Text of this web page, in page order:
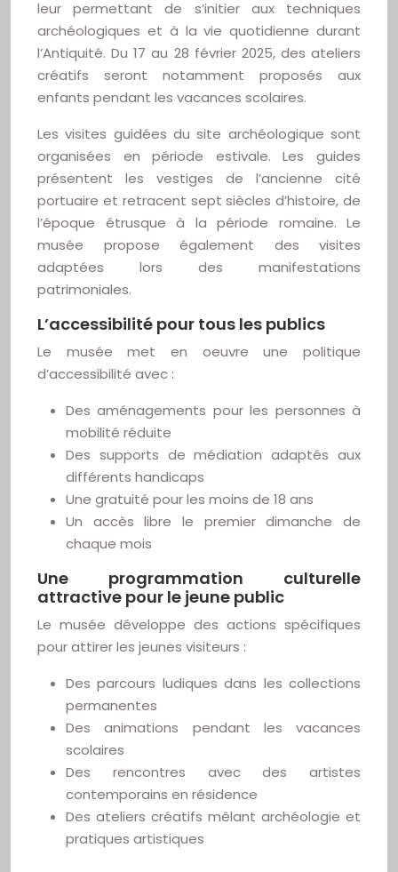
leur permettant de s’initier aux techniques
archéologiques et à la vie quotidienne durant
l’Antiquité. Du 17 au 28 février 2025, des ateliers
créatifs seront notamment proposés aux
enfants pendant les vacances scolaires.
Les visites guidées du site archéologique sont
organisées en période estivale. Les guides
présentent les vestiges de l’ancienne cité
portuaire et retracent sept siècles d’histoire, de
l’époque étrusque à la période romaine. Le
musée propose également des visites
adaptées lors des manifestations
patrimoniales.
L’accessibilité pour tous les publics
Le musée met en oeuvre une politique
d’accessibilité avec :
Des aménagements pour les personnes à
mobilité réduite
Des supports de médiation adaptés aux
différents handicaps
Une gratuité pour les moins de 18 ans
Un accès libre le premier dimanche de
chaque mois
Une programmation culturelle
attractive pour le jeune public
Le musée développe des actions spécifiques
pour attirer les jeunes visiteurs :
Des parcours ludiques dans les collections
permanentes
Des animations pendant les vacances
scolaires
Des rencontres avec des artistes
contemporains en résidence
Des ateliers créatifs mêlant archéologie et
pratiques artistiques